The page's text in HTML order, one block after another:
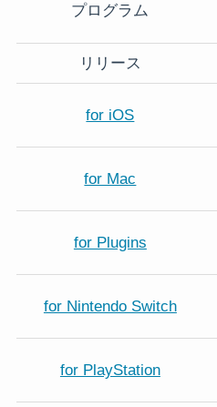
プログラム
リリース
for iOS
for Mac
for Plugins
for Nintendo Switch
for PlayStation